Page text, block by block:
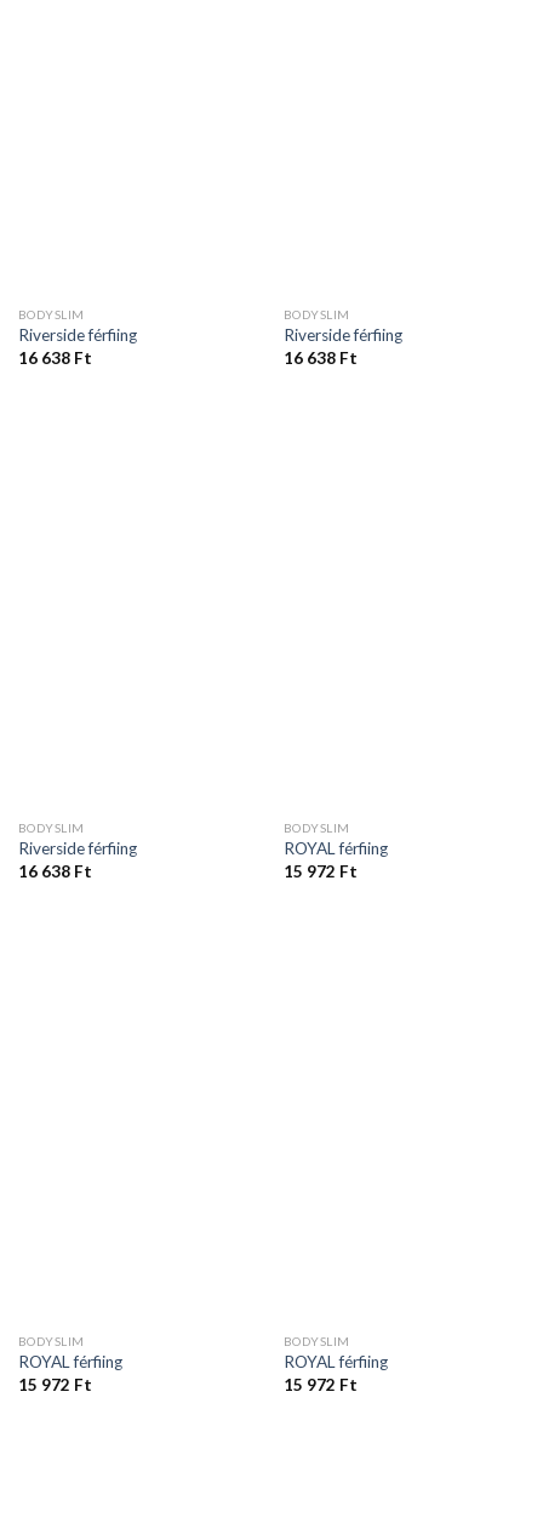
BODYSLIM
Riverside férfiing
16 638 Ft
BODYSLIM
Riverside férfiing
16 638 Ft
BODYSLIM
Riverside férfiing
16 638 Ft
BODYSLIM
ROYAL férfiing
15 972 Ft
BODYSLIM
ROYAL férfiing
15 972 Ft
BODYSLIM
ROYAL férfiing
15 972 Ft